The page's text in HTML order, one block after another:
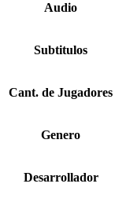
Audio
Subtitulos
Cant. de Jugadores
Genero
Desarrollador